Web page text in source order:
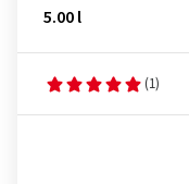
5.00 l
(1)